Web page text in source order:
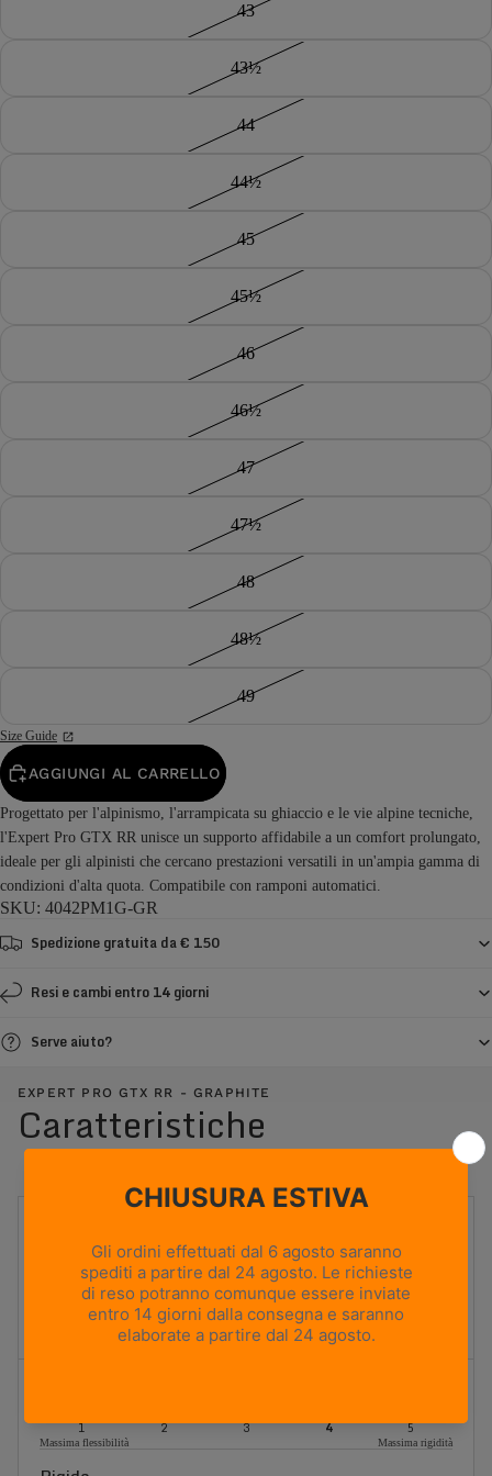
43
43½
44
44½
45
45½
46
46½
47
47½
48
48½
49
Size Guide
AGGIUNGI AL CARRELLO
Progettato per l'alpinismo, l'arrampicata su ghiaccio e le vie alpine tecniche,
l'Expert Pro GTX RR unisce un supporto affidabile a un comfort prolungato,
ideale per gli alpinisti che cercano prestazioni versatili in un'ampia gamma di
condizioni d'alta quota. Compatibile con ramponi automatici.
SKU: 4042PM1G-GR
Spedizione gratuita da € 150
Resi e cambi entro 14 giorni
Serve aiuto?
EXPERT PRO GTX RR - GRAPHITE
Caratteristiche
Alpinismo
1040g
Based on size US 8 (Half Pair)
ALTEZZA TOMAIA
1 2 3 4 5
Massima flessibilità Massima rigidità